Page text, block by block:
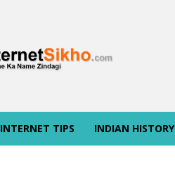
INTERNET TIPS INDIAN HISTORY